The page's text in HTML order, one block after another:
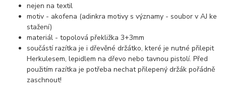
nejen na textil
motiv - akofena (adinkra motivy s významy - soubor v AJ ke
stažení)
materiál - topolová překližka 3+3mm
součástí razítka je i dřevěné držátko, které je nutné přilepit
Herkulesem, lepidlem na dřevo nebo tavnou pistolí. Před
použitím razítka je potřeba nechat přilepený držák pořádně
zaschnout!